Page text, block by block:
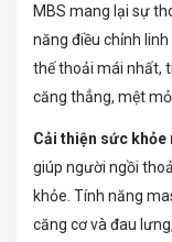
MBS mang lại sự
năng điều chỉnh
thế thoải mái nhất,
căng thẳng, mệt
Cải thiện sức
giúp người ngồi
khỏe. Tính năng
căng cơ và đau